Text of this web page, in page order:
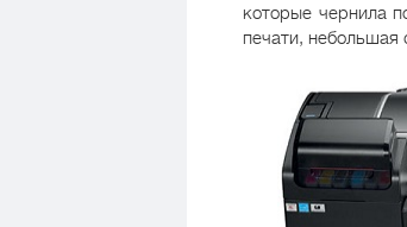
которые чернила
печати, небольшая